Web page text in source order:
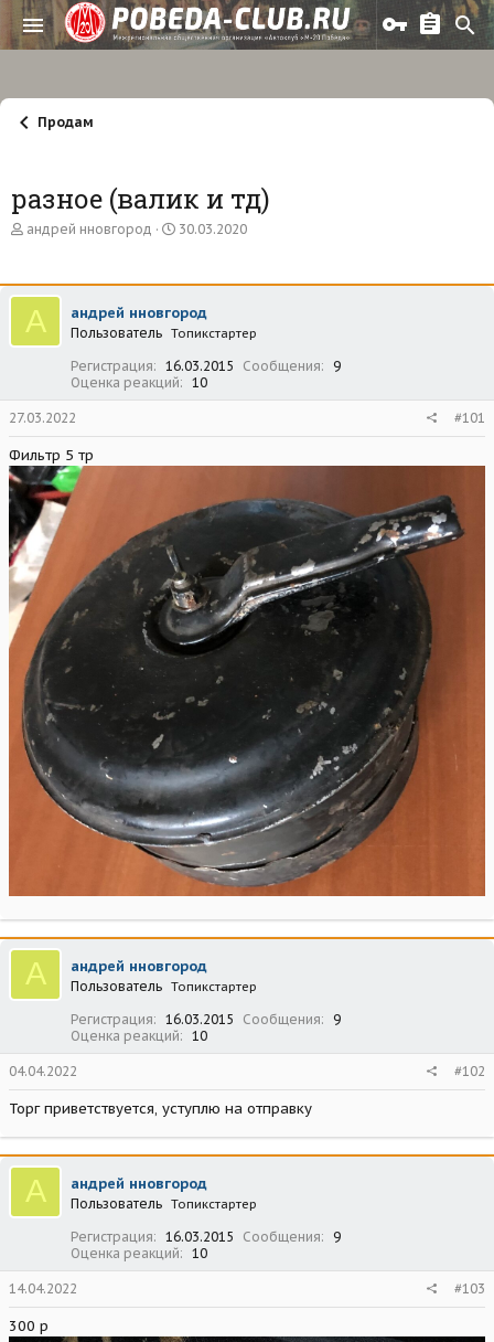
Продам
разное (валик и тд)
А
о
р
т
е
андрей нновгород
Д
а
а
ч
л
а
30.03.2020
А андрей нновгород
Пользователь Топикстартер
Регистрация 16.03.2015 Сообщения
9
Оценка реакций
10
27.03.2022 #101
Фильтр 5 тр
А андрей нновгород
Пользователь Топикстартер
Регистрация 16.03.2015 Сообщения
9
Оценка реакций
10
04.04.2022 #102
Торг приветствуется, уступлю на отправку
А андрей нновгород
Пользователь Топикстартер
Регистрация 16.03.2015 Сообщения
9
Оценка реакций
10
14.04.2022 #103
300 р